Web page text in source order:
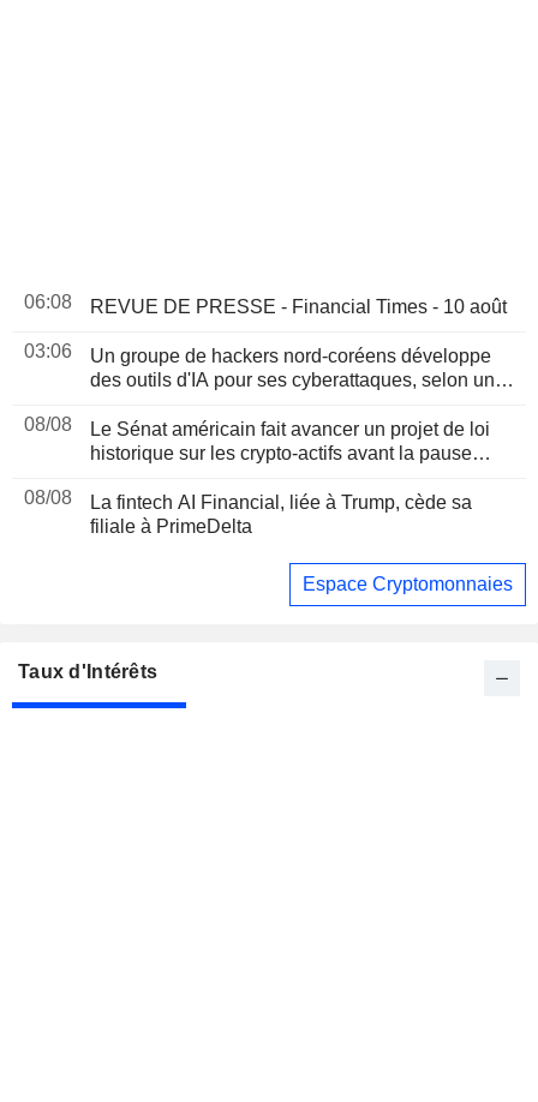
06:08 REVUE DE PRESSE - Financial Times - 10 août
03:06
Un groupe de hackers nord-coréens développe
des outils d'IA pour ses cyberattaques, selon un
08/08
Le Sénat américain fait avancer un projet de loi
historique sur les crypto-actifs avant la pause
08/08
La fintech AI Financial, liée à Trump, cède sa
filiale à PrimeDelta
Espace Cryptomonnaies
Taux d'Intérêts